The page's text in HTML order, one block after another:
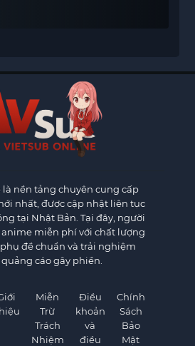
là nền tảng chuyên cung cấp
nhất, được cập nhật liên tục
tại Nhật Bản. Tại đây, người
anime miễn phí với chất lượng
đề chuẩn và trải nghiệm
cáo gây phiền.
Miễn
Trừ
Trách
Nhiệm
Điều
khoản
và
điều
Chính
Sách
Bảo
Mật